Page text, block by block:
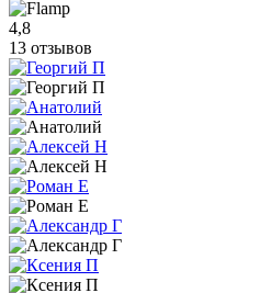
4,8
13 отзывов